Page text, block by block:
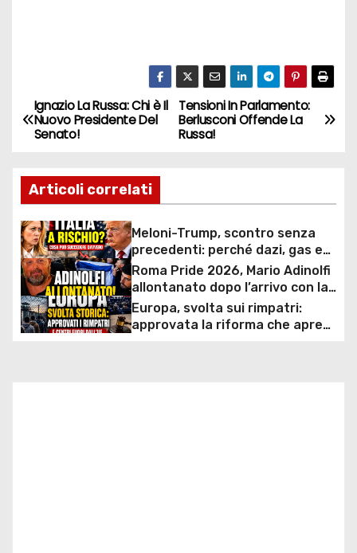
N
a
v
i
g
a
z
Tensioni In Parlamento:
Berlusconi Offende La
Russa!
Ignazio La Russa: Chi è Il
Nuovo Presidente Del
Senato!
Articoli correlati
Meloni-Trump, scontro senza
precedenti: perché dazi, gas e
rapporti diplomatici possono
costare caro all’Italia
Roma Pride 2026, Mario Adinolfi
allontanato dopo l’arrivo con la
bandiera di Israele: scontro
politico e polemiche sui diritti
Europa, svolta sui rimpatri:
approvata la riforma che apre